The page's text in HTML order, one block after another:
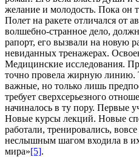
желание и молодость. Пока он
Полет на ракете отличался от
волшебно-странное дело,
рапорт, его вызвали на новую
невиданных тренажерах.
Медицинские исследования.
точно провела жирную линию.
важные, но только лишь
требует сверхсерьезного
начиналось в ту пору. Первые
Новые курсы лекций. Новые
работали, тренировались,
неслышным шагом входила в
мира»[5].